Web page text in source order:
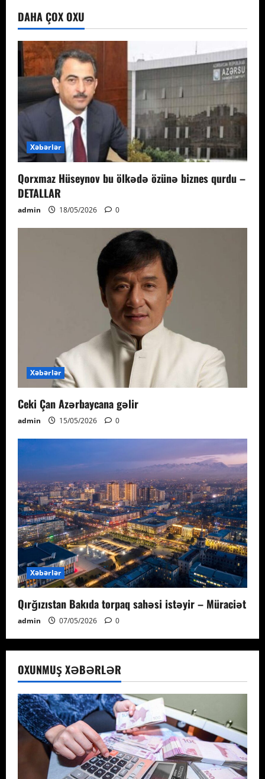
DAHA ÇOX OXU
Xəbərlər
Qorxmaz Hüseynov bu ölkədə özünə biznes qurdu –
DETALLAR
admin 18/05/2026 0
Xəbərlər
Ceki Çan Azərbaycana gəlir
admin 15/05/2026 0
Xəbərlər
Qırğızıstan Bakıda torpaq sahəsi istəyir – Müraciət
admin 07/05/2026 0
OXUNMUŞ XƏBƏRLƏR